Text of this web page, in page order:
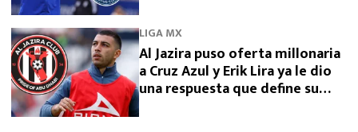
LIGA MX
Al Jazira puso oferta millonaria
a Cruz Azul y Erik Lira ya le dio
una respuesta que define su